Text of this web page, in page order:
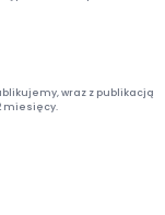
wraz z publikacją
miesięcy.